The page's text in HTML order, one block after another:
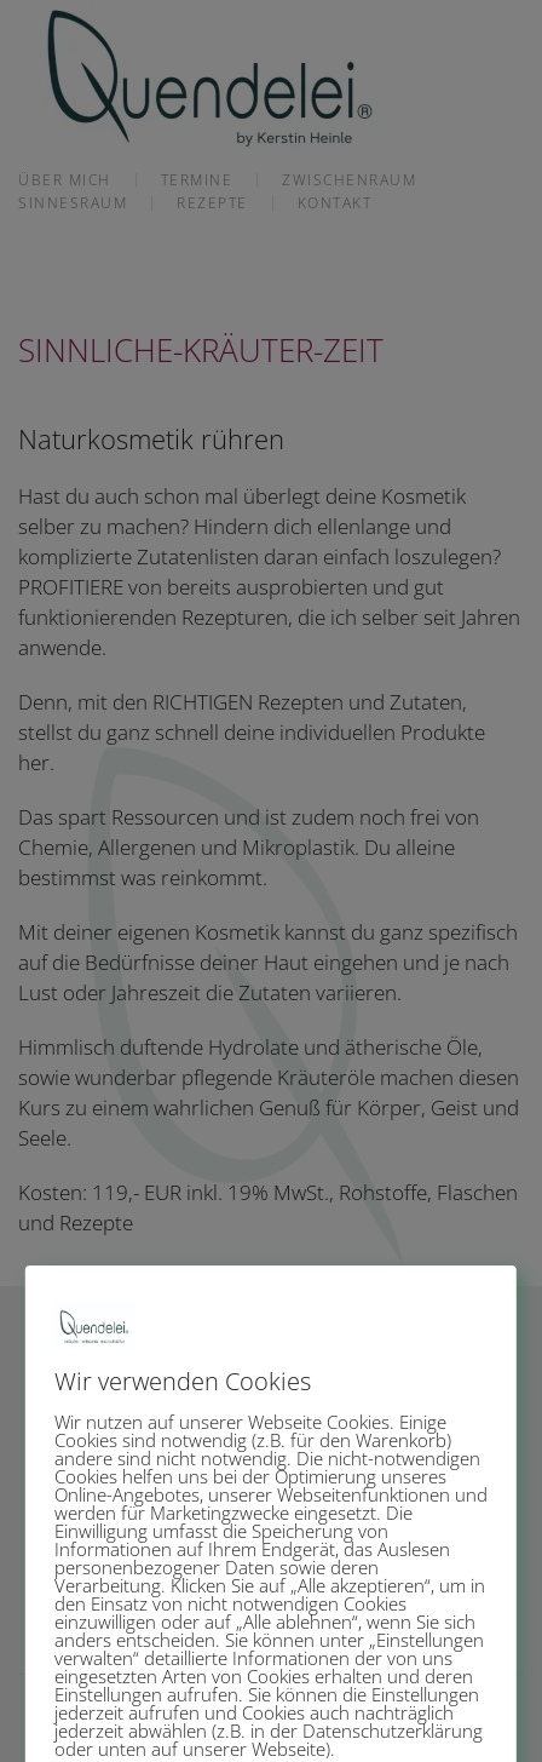
Skip to main content
ÜBER MICH TERMINE
ZWISCHENRAUM
SINNESRAUM
REZEPTE KONTAKT
SINNLICHE-KRÄUTER-ZEIT
Naturkosmetik rühren
Hast du auch schon mal überlegt deine Kosmetik
selber zu machen? Hindern dich ellenlange und
komplizierte Zutatenlisten daran einfach loszulegen?
PROFITIERE von bereits ausprobierten und gut
funktionierenden Rezepturen, die ich selber seit Jahren
anwende.
Denn, mit den RICHTIGEN Rezepten und Zutaten,
stellst du ganz schnell deine individuellen Produkte
her.
Das spart Ressourcen und ist zudem noch frei von
Chemie, Allergenen und Mikroplastik. Du alleine
bestimmst was reinkommt.
Mit deiner eigenen Kosmetik kannst du ganz spezifisch
auf die Bedürfnisse deiner Haut eingehen und je nach
Lust oder Jahreszeit die Zutaten variieren.
Himmlisch duftende Hydrolate und ätherische Öle,
sowie wunderbar pflegende Kräuteröle machen diesen
Kurs zu einem wahrlichen Genuß für Körper, Geist und
Seele.
Kosten: 119,- EUR inkl. 19% MwSt., Rohstoffe, Flaschen
und Rezepte
Ort: Photostudio REIK, Weßling
Herstellung von Gesichtscreme, Gesichtswasser,
Lippenpflege, Körperpeeling undHandbalsam
OH JA, ICH BIN DABEI
HAAR-PFLEGE
Wir verwenden Cookies
Wir nutzen auf unserer Webseite Cookies. Einige
Cookies sind notwendig (z.B. für den Warenkorb)
andere sind nicht notwendig. Die nicht-notwendigen
Cookies helfen uns bei der Optimierung unseres
Online-Angebotes, unserer Webseitenfunktionen und
werden für Marketingzwecke eingesetzt. Die
Einwilligung umfasst die Speicherung von
Informationen auf Ihrem Endgerät, das Auslesen
personenbezogener Daten sowie deren
Verarbeitung. Klicken Sie auf „Alle akzeptieren“, um in
den Einsatz von nicht notwendigen Cookies
einzuwilligen oder auf „Alle ablehnen“, wenn Sie sich
anders entscheiden. Sie können unter „Einstellungen
verwalten“ detaillierte Informationen der von uns
eingesetzten Arten von Cookies erhalten und deren
Einstellungen aufrufen. Sie können die Einstellungen
jederzeit aufrufen und Cookies auch nachträglich
jederzeit abwählen (z.B. in der Datenschutzerklärung
oder unten auf unserer Webseite).